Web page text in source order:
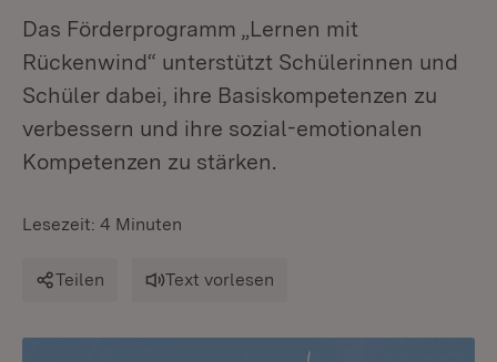
Das Förderprogramm „Lernen mit
Rückenwind“ unterstützt Schülerinnen und
Schüler dabei, ihre Basiskompetenzen zu
verbessern und ihre sozial-emotionalen
Kompetenzen zu stärken.
Lesezeit: 4 Minuten
Teilen Text vorlesen